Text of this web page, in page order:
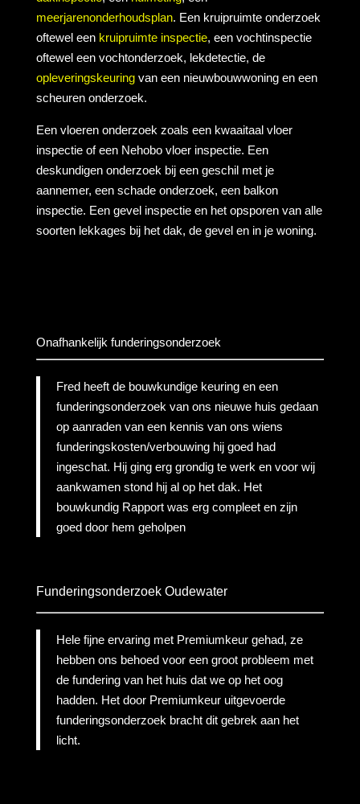
meerjarenonderhoudsplan. Een kruipruimte onderzoek
oftewel een kruipruimte inspectie, een vochtinspectie
oftewel een vochtonderzoek, lekdetectie, de
opleveringskeuringvan een nieuwbouwwoning en een
scheuren onderzoek.
Een vloeren onderzoek zoals een kwaaitaal vloer
inspectie of een Nehobo vloer inspectie. Een
deskundigen onderzoek bij een geschil met je
aannemer, een schade onderzoek, een balkon
inspectie. Een gevel inspectie en het opsporen van alle
soorten lekkages bij het dak, de gevel en in je woning.
Onafhankelijk funderingsonderzoek
Fred heeft de bouwkundige keuring en een
funderingsonderzoek van ons nieuwe huis gedaan
op aanraden van een kennis van ons wiens
funderingskosten/verbouwing hij goed had
ingeschat. Hij ging erg grondig te werk en voor wij
aankwamen stond hij al op het dak. Het
bouwkundig Rapport was erg compleet en zijn
goed door hem geholpen
Funderingsonderzoek Oudewater
Hele fijne ervaring met Premiumkeur gehad, ze
hebben ons behoed voor een groot probleem met
de fundering van het huis dat we op het oog
hadden. Het door Premiumkeur uitgevoerde
funderingsonderzoek bracht dit gebrek aan het
licht.